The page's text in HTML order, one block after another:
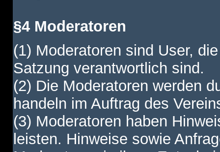
§4 Moderatoren
(1) Moderatoren sind User,
Satzung verantwortlich sind.
(2) Die Moderatoren werden
handeln im Auftrag des
(3) Moderatoren haben
leisten. Hinweise sowie